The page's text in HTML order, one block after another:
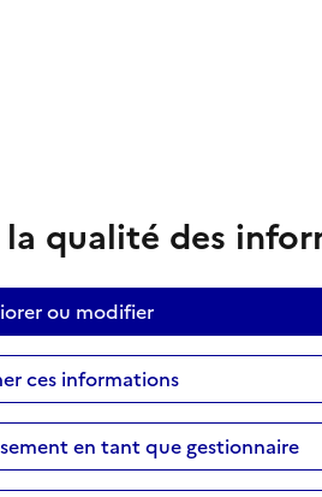
qualité des
ou modifier
ces informations
en tant que gestionnaire